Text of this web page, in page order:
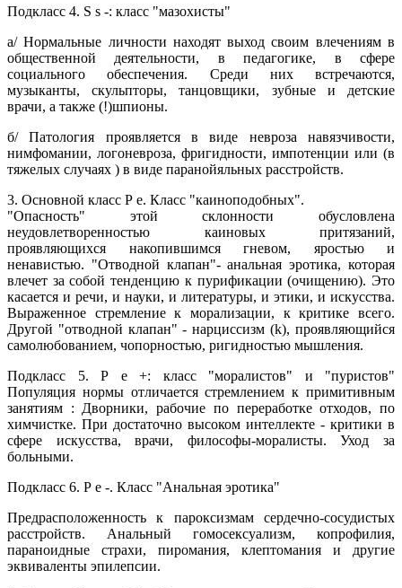
Подкласс 4. S s -: класс "мазохисты"
а/ Нормальные личности находят выход своим влечениям в
общественной деятельности, в педагогике, в сфере
социального обеспечения. Среди них встречаются,
музыканты, скульпторы, танцовщики, зубные и детские
врачи, а также (!)шпионы.
б/ Патология проявляется в виде невроза навязчивости,
нимфомании, логоневроза, фригидности, импотенции или (в
тяжелых случаях ) в виде паранойяльных расстройств.
3. Основной класс Р е. Класс "каиноподобных".
"Опасность" этой склонности обусловлена
неудовлетворенностью каиновых притязаний,
проявляющихся накопившимся гневом, яростью и
ненавистью. "Отводной клапан"- анальная эротика, которая
влечет за собой тенденцию к пурификации (очищению). Это
касается и речи, и науки, и литературы, и этики, и искусства.
Выраженное стремление к морализации, к критике всего.
Другой "отводной клапан" - нарциссизм (k), проявляющийся
самолюбованием, чопорностью, ригидностью мышления.
Подкласс 5. Р е +: класс "моралистов" и "пуристов"
Популяция нормы отличается стремлением к примитивным
занятиям : Дворники, рабочие по переработке отходов, по
химчистке. При достаточно высоком интеллекте - критики в
сфере искусства, врачи, философы-моралисты. Уход за
больными.
Подкласс 6. Р е -. Класс "Анальная эротика"
Предрасположенность к пароксизмам сердечно-сосудистых
расстройств. Анальный гомосексуализм, копрофилия,
параноидные страхи, пиромания, клептомания и другие
эквиваленты эпилепсии.